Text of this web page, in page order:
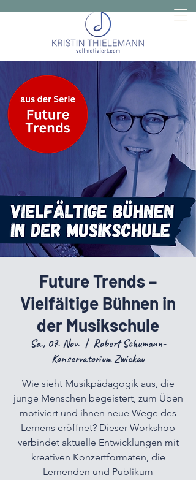
Future Trends –
Vielfältige Bühnen in
der Musikschule
Sa., 07. Nov.
  |
Robert Schumann-
Konservatorium Zwickau
Wie sieht Musikpädagogik aus, die
junge Menschen begeistert, zum Üben
motiviert und ihnen neue Wege des
Lernens eröffnet? Dieser Workshop
verbindet aktuelle Entwicklungen mit
kreativen Konzertformaten, die
Lernenden und Publikum